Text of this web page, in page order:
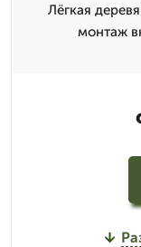
Лёгкая
монтаж